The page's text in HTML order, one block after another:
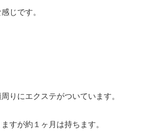
じです。
りにエクステがついています。
すが約１ヶ月は持ちます。